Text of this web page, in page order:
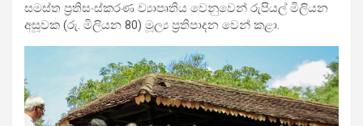
සමස්ත ප්‍රතිසංස්කරණ ව්‍යාපෘතිය වෙනුවෙන් රුපියල් මිලියන
අසූවක (රු. මිලියන 80) මූල්‍ය ප්‍රතිපාදන වෙන් කළා.